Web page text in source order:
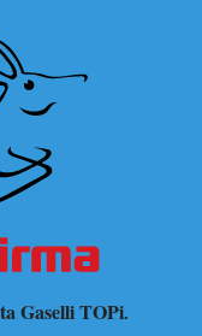
Gaselli TOPi.